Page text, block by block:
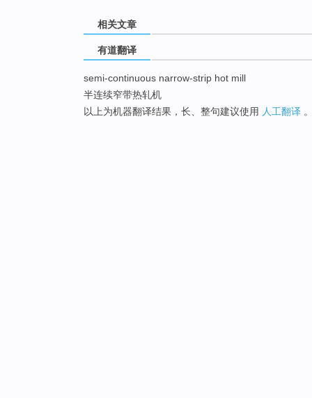
相关文章
有道翻译
semi-continuous narrow-strip hot mill
半连续窄带热轧机
以上为机器翻译结果，长、整句建议使用 人工翻译